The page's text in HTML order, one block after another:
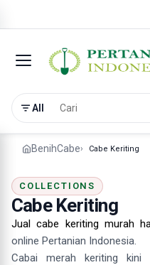
All
BenihCabe Cabe Keriting
COLLECTIONS
Cabe Keriting
Jual cabe keriting murah
online Pertanian Indonesia.
Cabai merah keriting kini